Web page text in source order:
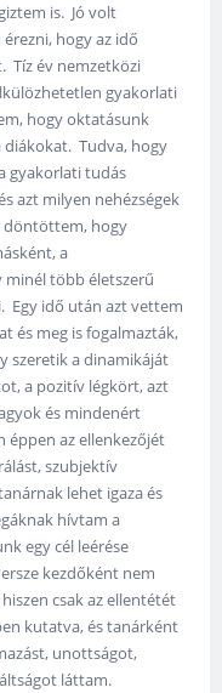
is. Jó volt
hogy az idő
Tíz év nemzetközi
gyakorlati
hogy oktatásunk
diákokat. Tudva, hogy
gyakorlati tudás
azt milyen nehézségek
döntöttem, hogy
a
több életszerű
Egy idő után azt vettem
és meg is fogalmazták,
szeretik a dinamikáját
a pozitív légkört, azt
és mindenért
az ellenkezőjét
szubjektív
lehet igaza és
hívtam a
egy cél leérése
kezdőként nem
csak az ellentétét
kutatva, és tanárként
unottságot,
láttam.